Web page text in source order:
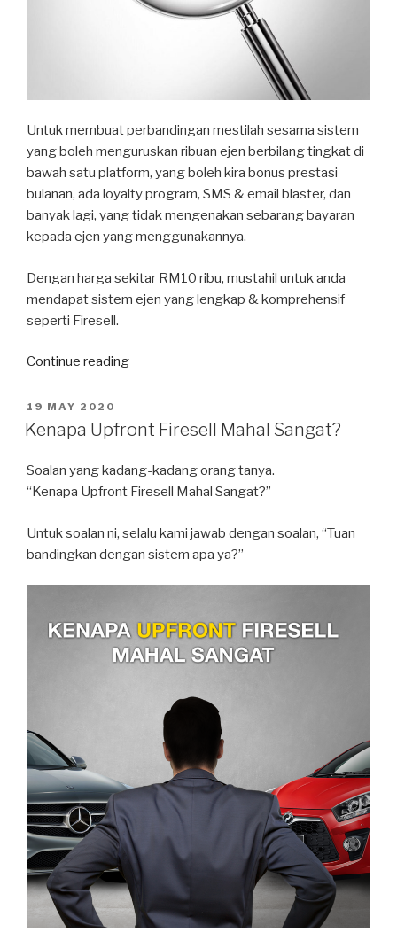
Untuk membuat perbandingan mestilah sesama sistem
yang boleh menguruskan ribuan ejen berbilang tingkat di
bawah satu platform, yang boleh kira bonus prestasi
bulanan, ada loyalty program, SMS & email blaster, dan
banyak lagi, yang tidak mengenakan sebarang bayaran
kepada ejen yang menggunakannya.
Dengan harga sekitar RM10 ribu, mustahil untuk anda
mendapat sistem ejen yang lengkap & komprehensif
seperti Firesell.
Continue reading“Kenapa
Caj
Fungsi
Baharu”
POSTED
ON
19 MAY 2020
Kenapa Upfront Firesell Mahal Sangat?
Soalan yang kadang-kadang orang tanya.
“Kenapa Upfront Firesell Mahal Sangat?”
Untuk soalan ni, selalu kami jawab dengan soalan, “Tuan
bandingkan dengan sistem apa ya?”